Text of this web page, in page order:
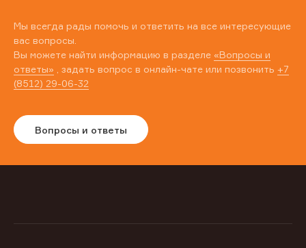
Мы всегда рады помочь и ответить на все интересующие
вас вопросы.
Вы можете найти информацию в разделе «Вопросы и
ответы» , задать вопрос в онлайн-чате или позвонить +7
(8512) 29-06-32
Вопросы и ответы